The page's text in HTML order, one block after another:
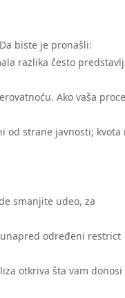
biste je pronašli:
razlika često
Ako vaša
od strane javnosti; kvota
smanjite udeo, za
određeni restrict
otkriva šta vam donosi